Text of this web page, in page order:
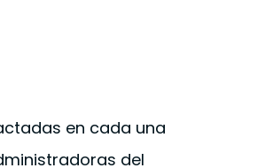
en cada una
del